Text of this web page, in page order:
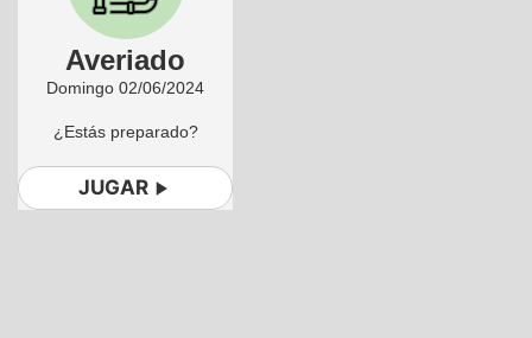
Averiado
Domingo 02/06/2024
¿Estás preparado?
JUGAR